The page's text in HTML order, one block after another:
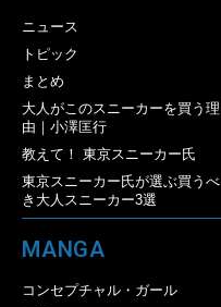
ニュース
トピック
まとめ
大人がこのスニーカーを買う理
由｜小澤匡行
教えて！ 東京スニーカー氏
東京スニーカー氏が選ぶ買うべ
き大人スニーカー3選
MANGA
コンセプチャル・ガール